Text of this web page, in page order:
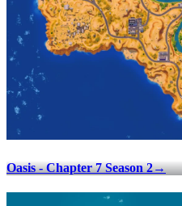
Oasis - Chapter 7 Season 2→